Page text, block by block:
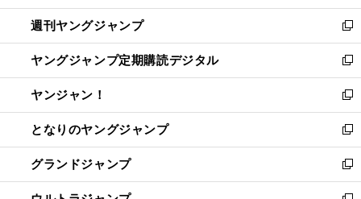
開
く
ウ
で
開
く
ン
ド
ウ
で
開
く
ウ
ィ
ン
ド
ウ
で
開
く
週刊ヤングジャンプ
新
し
い
ウ
ィ
ン
ド
ウ
で
開
ヤングジャンプ定期購読デジタル
新
し
い
ウ
ィ
ン
ド
ウ
ヤンジャン！
新
し
い
ウ
ィ
ン
となりのヤングジャンプ
新
し
い
ウ
グランドジャンプ
新
し